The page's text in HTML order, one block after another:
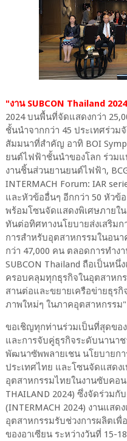
"งาน SUBCON Thailand 2024
2024 บนพื้นที่จัดแสดงกว่า
ชั้นนำจากกว่า 45 ประเทศร่ว
สัมมนาที่สำคัญ อาทิ BOI
ยนต์ไฟฟ้าชั้นนําของโลก ร่วมแ
งานชิ้นส่วนยานยนต์ไฟฟ้า,
INTERMACH Forum: IAR
และหัวข้ออื่นๆ อีกกว่า 50 หัวข้
พร้อมโซนจัดแสดงพิเศษภายใ
ทันต่อทิศทางนโยบายส่งเสริมก
การสำหรับอุตสาหกรรมในอน
กว่า 47,000 คน ตลอดการทำ
SUBCON Thailand ถือเป็นห
ครอบคลุมทุกธุรกิจในอุตสาหก
สานต่อและขยายเครือข่ายธุ
ภาพใหม่ๆ ในภาคอุตสาหกรรม
ขอเชิญทุกท่านร่วมเป็นที่สุดขอ
และการจับคู่ธุรกิจระดับนานา
พัฒนาซัพพลายเชน นโยบายก
ประเทศไทย และโซนจัดแสดง
อุตสาหกรรมไทยในงานซับคอน
THAILAND 2024) ซึ่งจัดร่วมกั
(INTERMACH 2024) งานแสด
อุตสาหกรรมรับช่วงการผลิตเ
ของอาเซียน ระหว่างวันที่ 15-